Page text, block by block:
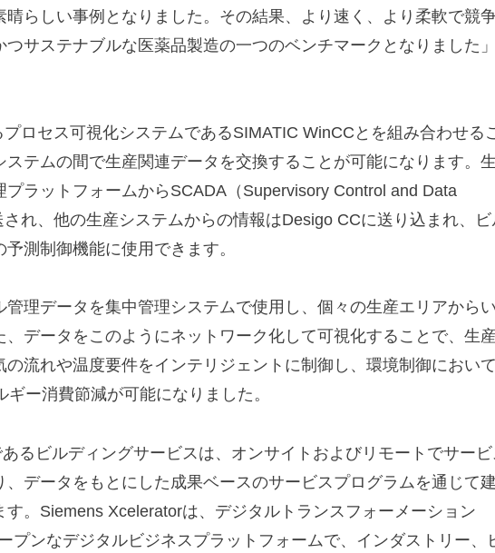
らしい事例となりました。その結果、より速く、より柔軟で競
サステナブルな医薬品製造の一つのベンチマークとなりました
ロセス可視化システムであるSIMATIC WinCCとを組み合わせる
テムの間で生産関連データを交換することが可能になります。
ラットフォームからSCADA（Supervisory Control and Data
れ、他の生産システムからの情報はDesigo CCに送り込まれ、ビ
測制御機能に使用できます。
管理データを集中管理システムで使用し、個々の生産エリアから
データをこのようにネットワーク化して可視化することで、生
流れや温度要件をインテリジェントに制御し、環境制御におい
ー消費節減が可能になりました。
るビルディングサービスは、オンサイトおよびリモートでサービ
、データをもとにした成果ベースのサービスプログラムを通じて
。Siemens Xceleratorは、デジタルトランスフォーメーション
プンなデジタルビジネスプラットフォームで、インダストリー、